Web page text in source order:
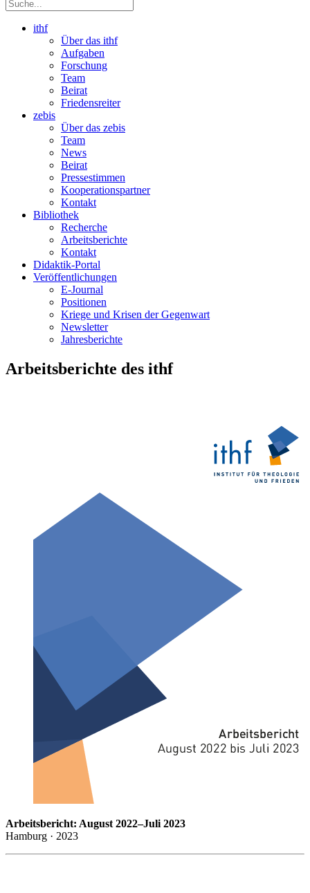
ithf
Über das ithf
Aufgaben
Forschung
Team
Beirat
Friedensreiter
zebis
Über das zebis
Team
News
Beirat
Pressestimmen
Kooperationspartner
Kontakt
Bibliothek
Recherche
Arbeitsberichte
Kontakt
Didaktik-Portal
Veröffentlichungen
E­-Journal
Positionen
Kriege und Krisen der Gegenwart
Newsletter
Jahresberichte
Arbeitsberichte des ithf
Arbeitsbericht: August 2022–Juli 2023
Hamburg · 2023